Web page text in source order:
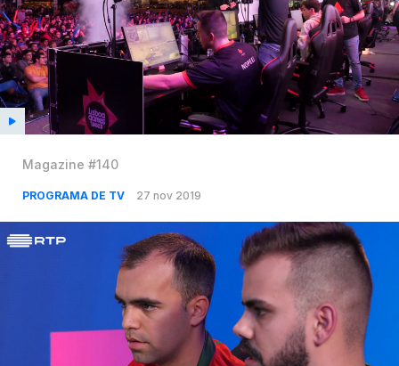
Magazine #140
PROGRAMA DE TV 27 nov 2019